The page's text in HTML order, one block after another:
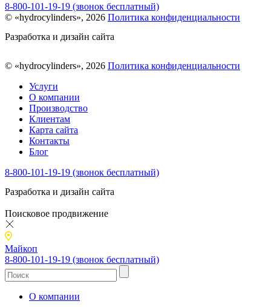
8-800-101-19-19 (звонок бесплатный)
© «hydrocylinders», 2026 Политика конфиденциальности
Разработка и дизайн сайта
© «hydrocylinders», 2026 Политика конфиденциальности
Услуги
О компании
Производство
Клиентам
Карта сайта
Контакты
Блог
8-800-101-19-19 (звонок бесплатный)
Разработка и дизайн сайта
Поисковое продвижение
Майкоп
8-800-101-19-19 (звонок бесплатный)
О компании